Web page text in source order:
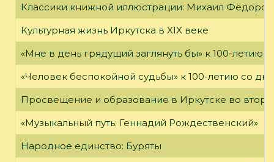
Классики книжной иллюстрации: Михаил Фёдоров
Культурная жизнь Иркутска в XIX веке
«Мне в день грядущий заглянуть бы» к 100-летию
«Человек беспокойной судьбы» к 100-летию со
Просвещение и образование в Иркутске во
«Музыкальный путь: Геннадий Рождественский»
Народное единство: Буряты